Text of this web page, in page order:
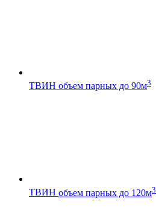
ТВИН объем парных до 90м3
ТВИН объем парных до 120м3